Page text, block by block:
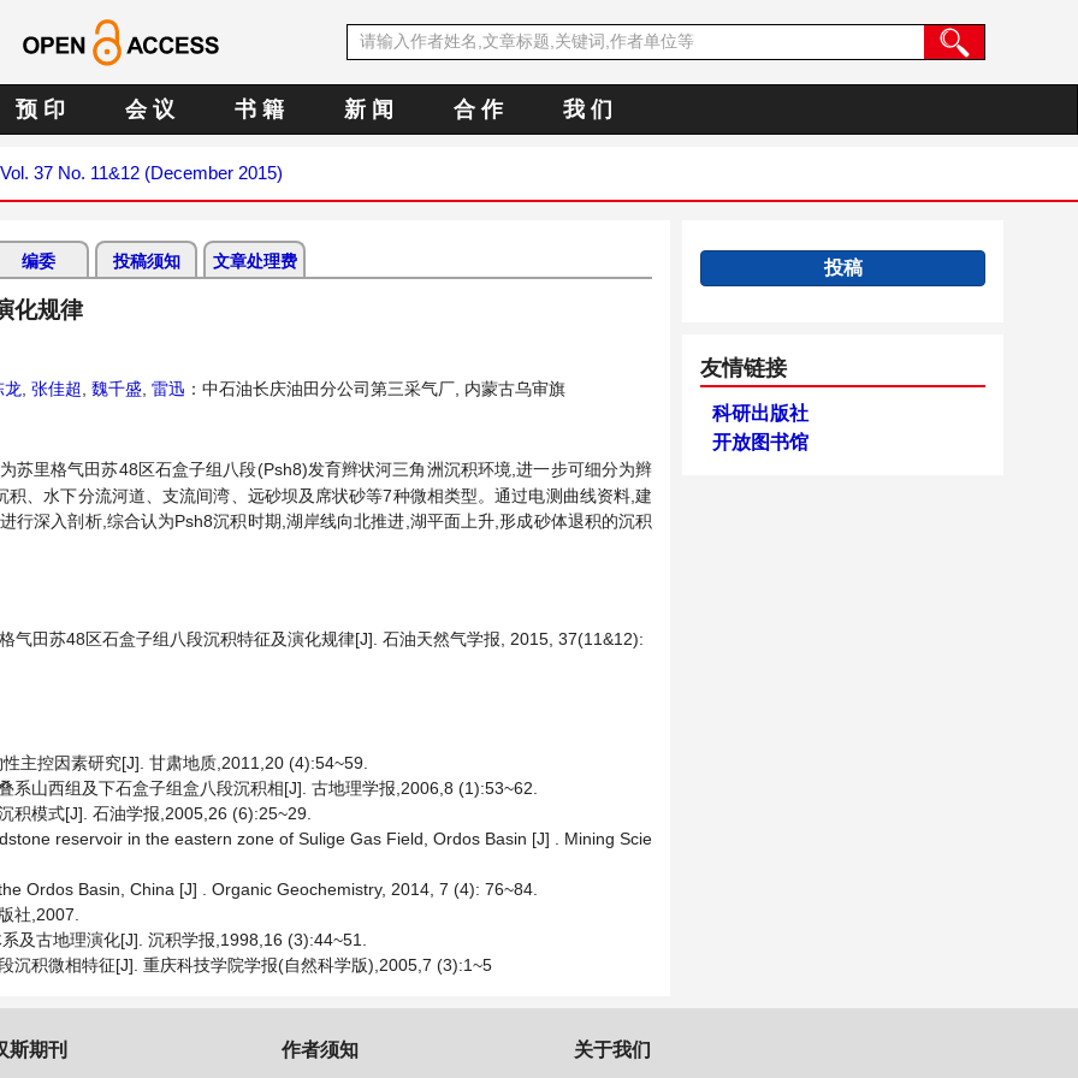
预 印 会 议 书 籍 新 闻 合 作 我 们
Vol. 37 No. 11&12 (December 2015)
编委 投稿须知 文章处理费
化规律
龙 张佳超 魏千盛 雷迅 ：中石油长庆油田分公司第三采气厂, 内蒙古乌审旗
苏里格气田苏48区石盒子组八段(Psh8)发育辫状河三角洲沉积环境,进一步可细分为辫
、水下分流河道、支流间湾、远砂坝及席状砂等7种微相类型。通过电测曲线资料,建
行深入剖析,综合认为Psh8沉积时期,湖岸线向北推进,湖平面上升,形成砂体退积的沉积
气田苏48区石盒子组八段沉积特征及演化规律[J]. 石油天然气学报, 2015, 37(11&12):
主控因素研究[J]. 甘肃地质,2011,20 (4):54~59.
系山西组及下石盒子组盒八段沉积相[J]. 古地理学报,2006,8 (1):53~62.
积模式[J]. 石油学报,2005,26 (6):25~29.
reservoir in the eastern zone of Sulige Gas Field, Ordos Basin [J] . Mining Scie
Ordos Basin, China [J] . Organic Geochemistry, 2014, 7 (4): 76~84.
社,2007.
及古地理演化[J]. 沉积学报,1998,16 (3):44~51.
沉积微相特征[J]. 重庆科技学院学报(自然科学版),2005,7 (3):1~5
投稿
友情链接
科研出版社
开放图书馆
斯期刊 作者须知 关于我们